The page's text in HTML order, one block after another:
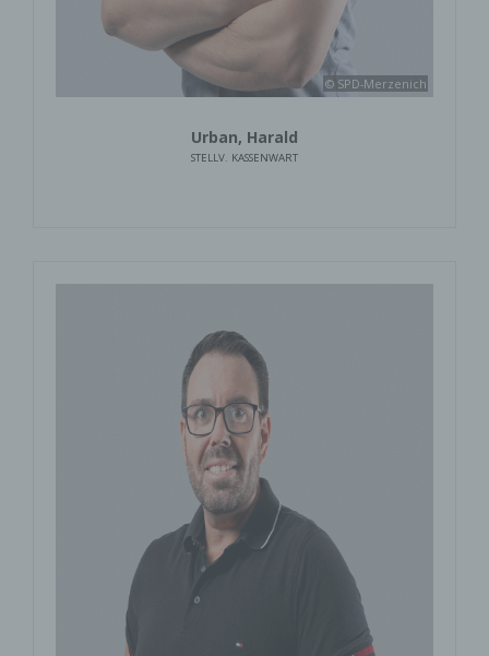
© SPD-Merzenich
Urban, Harald
STELLV. KASSENWART